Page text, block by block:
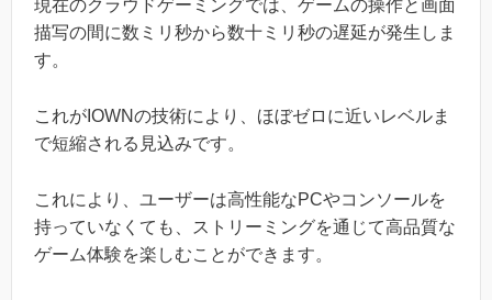
現在のクラウドゲーミングでは、ゲームの操作と画面
描写の間に数ミリ秒から数十ミリ秒の遅延が発生しま
す。
これがIOWNの技術により、ほぼゼロに近いレベルま
で短縮される見込みです。
これにより、ユーザーは高性能なPCやコンソールを
持っていなくても、ストリーミングを通じて高品質な
ゲーム体験を楽しむことができます。